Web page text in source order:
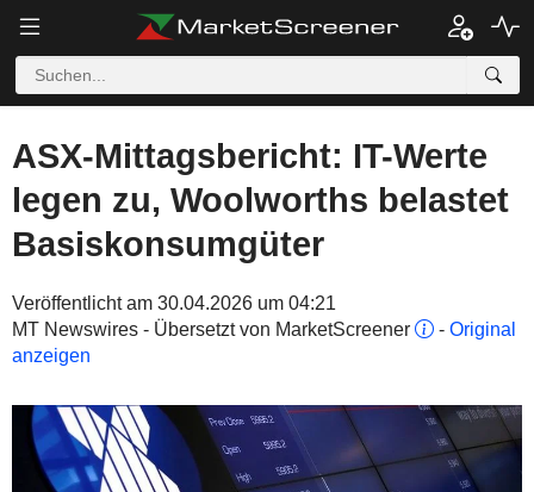
ASX-Mittagsbericht: IT-Werte
legen zu, Woolworths belastet
Basiskonsumgüter
Veröffentlicht am 30.04.2026 um 04:21
MT Newswires - Übersetzt von MarketScreener
- Original
anzeigen